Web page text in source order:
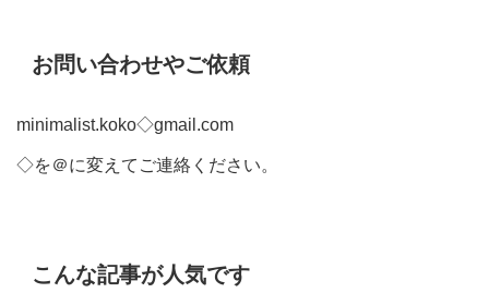
お問い合わせやご依頼
minimalist.koko◇gmail.com
◇を＠に変えてご連絡ください。
こんな記事が人気です